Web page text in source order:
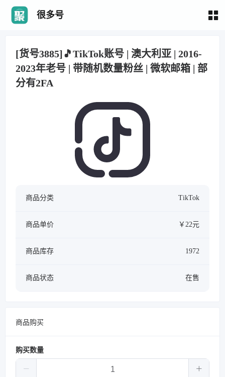
很多号
[货号3885]🎵TikTok账号 | 澳大利亚 | 2016-
2023年老号 | 带随机数量粉丝 | 微软邮箱 | 部
分有2FA
商品分类 TikTok
商品单价 ￥22元
商品库存 1972
商品状态 在售
商品购买
购买数量